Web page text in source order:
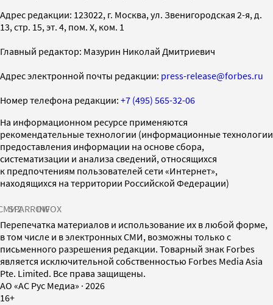
Адрес редакции: 123022, г. Москва, ул. Звенигородская 2-я, д.
13, стр. 15, эт. 4, пом. X, ком. 1
Главный редактор: Мазурин Николай Дмитриевич
Адрес электронной почты редакции: press-release@forbes.ru
Номер телефона редакции: +7 (495) 565-32-06
На информационном ресурсе применяются
рекомендательные технологии (информационные технологии
предоставления информации на основе сбора,
систематизации и анализа сведений, относящихся
к предпочтениям пользователей сети «Интернет»,
находящихся на территории Российской Федерации)
SPARROWINFOX
Перепечатка материалов и использование их в любой форме,
в том числе и в электронных СМИ, возможны только с
письменного разрешения редакции. Товарный знак Forbes
является исключительной собственностью Forbes Media Asia
Pte. Limited. Все права защищены.
AO «АС Рус Медиа» · 2026
16+